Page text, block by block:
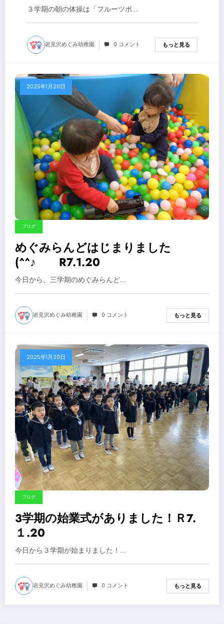
３学期の朝の体操は「フルーツポ…
岩見沢めぐみ幼稚園 0 コメント もっと見る
2025年1月20日
ブログ
めぐみらんどはじまりました
(^^♪ R7.1.20
今日から、三学期のめぐみらんど…
岩見沢めぐみ幼稚園 0 コメント もっと見る
2025年1月20日
ブログ
3学期の始業式がありました！Ｒ7.
１.20
今日から３学期が始まりました！…
岩見沢めぐみ幼稚園 0 コメント もっと見る